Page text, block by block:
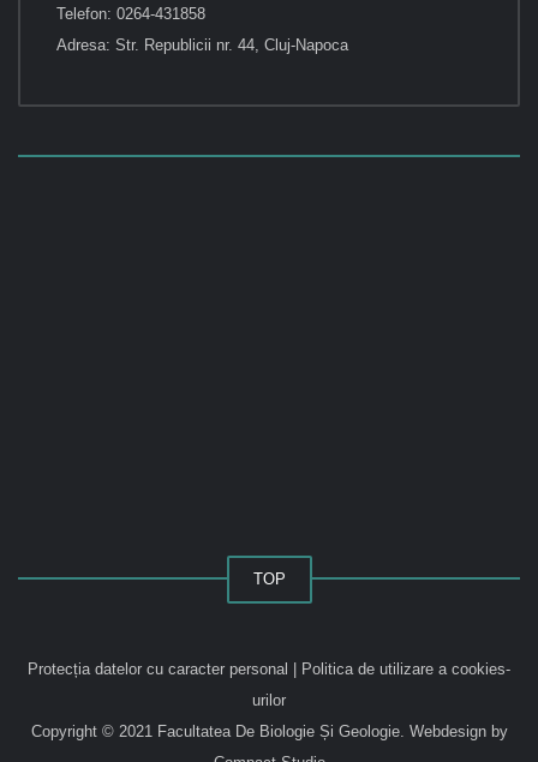
Telefon: 0264-431858
Adresa: Str. Republicii nr. 44, Cluj-Napoca
TOP
Protecția datelor cu caracter personal | Politica de utilizare a cookies-
urilor
Copyright © 2021 Facultatea De Biologie Și Geologie. Webdesign by